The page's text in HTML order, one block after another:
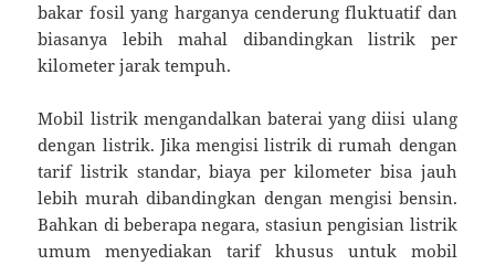
bakar fosil yang harganya cenderung fluktuatif dan
biasanya lebih mahal dibandingkan listrik per
kilometer jarak tempuh.
Mobil listrik mengandalkan baterai yang diisi ulang
dengan listrik. Jika mengisi listrik di rumah dengan
tarif listrik standar, biaya per kilometer bisa jauh
lebih murah dibandingkan dengan mengisi bensin.
Bahkan di beberapa negara, stasiun pengisian listrik
umum menyediakan tarif khusus untuk mobil